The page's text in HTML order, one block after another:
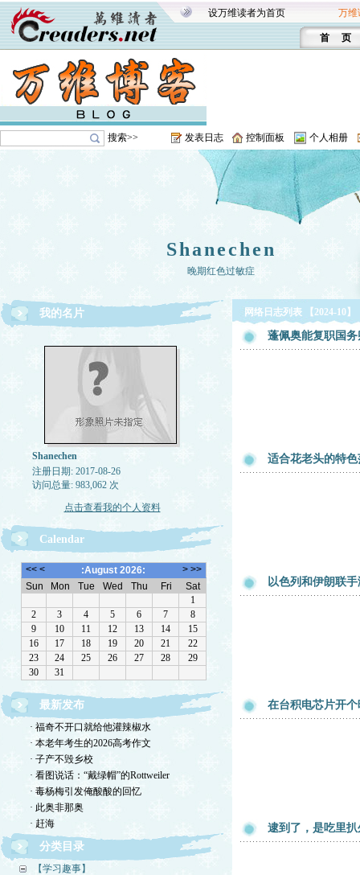
设万维读者为首页 万维
首 页
搜索>> 发表日志 控制面板 个人相册
Shanechen
晚期红色过敏症
我的名片
Shanechen
注册日期: 2017-08-26
访问总量: 983,062 次
点击查看我的个人资料
Calendar
最新发布
· 福奇不开口就给他灌辣椒水
· 本老年考生的2026高考作文
· 子产不毁乡校
· 看图说话：“戴绿帽”的Rottweiler
· 毒杨梅引发俺酸酸的回忆
· 此奥非那奥
· 赶海
分类目录
【学习趣事】
网络日志列表 【2024-10】
蓬佩奥能复职国
适合花老头的特
以色列和伊朗联
在台积电芯片开个
逮到了，是吃里